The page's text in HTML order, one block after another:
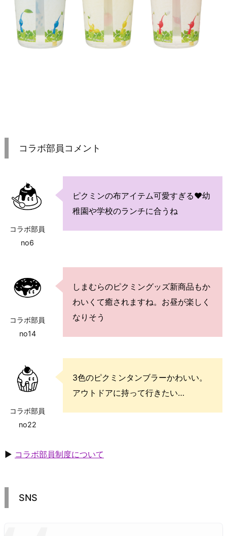
コラボ部員コメント
コラボ部員
no6
ピクミンの布アイテム可愛すぎる♥幼
稚園や学校のランチに合うね
コラボ部員
no14
しまむらのピクミングッズ新商品もか
わいくて癒されますね。お昼が楽しく
なりそう
コラボ部員
no22
3色のピクミンタンブラーかわいい。
アウトドアに持って行きたい…
▶ コラボ部員制度について
SNS